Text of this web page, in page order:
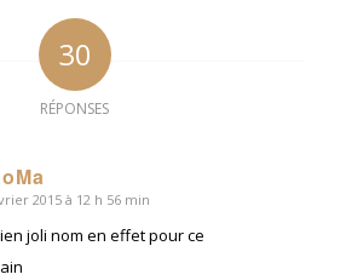
30
RÉPONSES
2015 à 12 h 56 min
joli nom en effet pour ce